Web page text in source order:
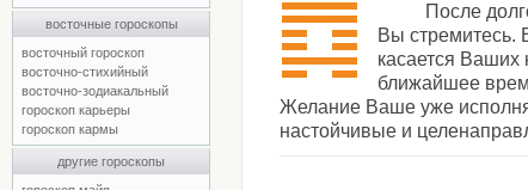
восточные гороскопы
восточный гороскоп
восточно-стихийный
восточно-зодиакальный
гороскоп карьеры
гороскоп кармы
другие гороскопы
После
Вы стремитесь.
касается Ваших
ближайшее
Желание Ваше уже
настойчивые и